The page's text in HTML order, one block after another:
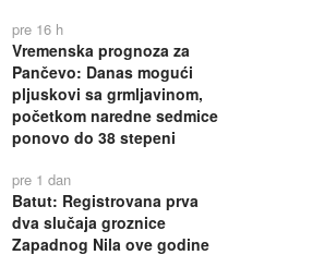
pre 16 h
Vremenska prognoza za
Pančevo: Danas mogući
pljuskovi sa grmljavinom,
početkom naredne sedmice
ponovo do 38 stepeni
pre 1 dan
Batut: Registrovana prva
dva slučaja groznice
Zapadnog Nila ove godine